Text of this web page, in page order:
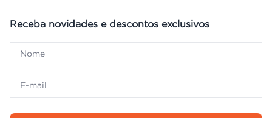
Receba novidades e descontos exclusivos